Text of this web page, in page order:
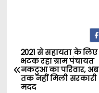
P
o
2021 से सहायता के लिए
भटक रहा ग्राम पंचायत
नकटुआ का परिवार, अब
तक नहीं मिली सरकारी
मदद